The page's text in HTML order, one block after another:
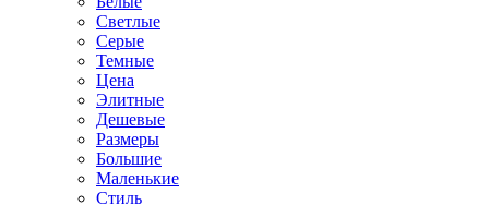
Светлые
Серые
Темные
Цена
Элитные
Дешевые
Размеры
Большие
Маленькие
Стиль